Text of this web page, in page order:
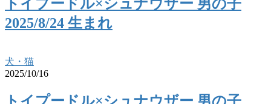
トイプードル×シュナウザー 男の子
2025/8/24 生まれ
犬・猫
2025/10/16